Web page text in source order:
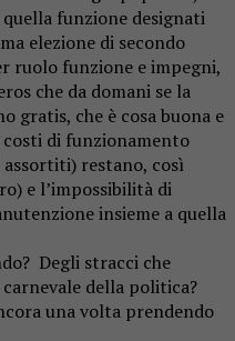
funzione designati
elezione di secondo
ruolo funzione e impegni,
che da domani se la
gratis, che è cosa buona e
di funzionamento
assortiti) restano, così
e l’impossibilità di
insieme a quella
Degli stracci che
della politica?
una volta prendendo